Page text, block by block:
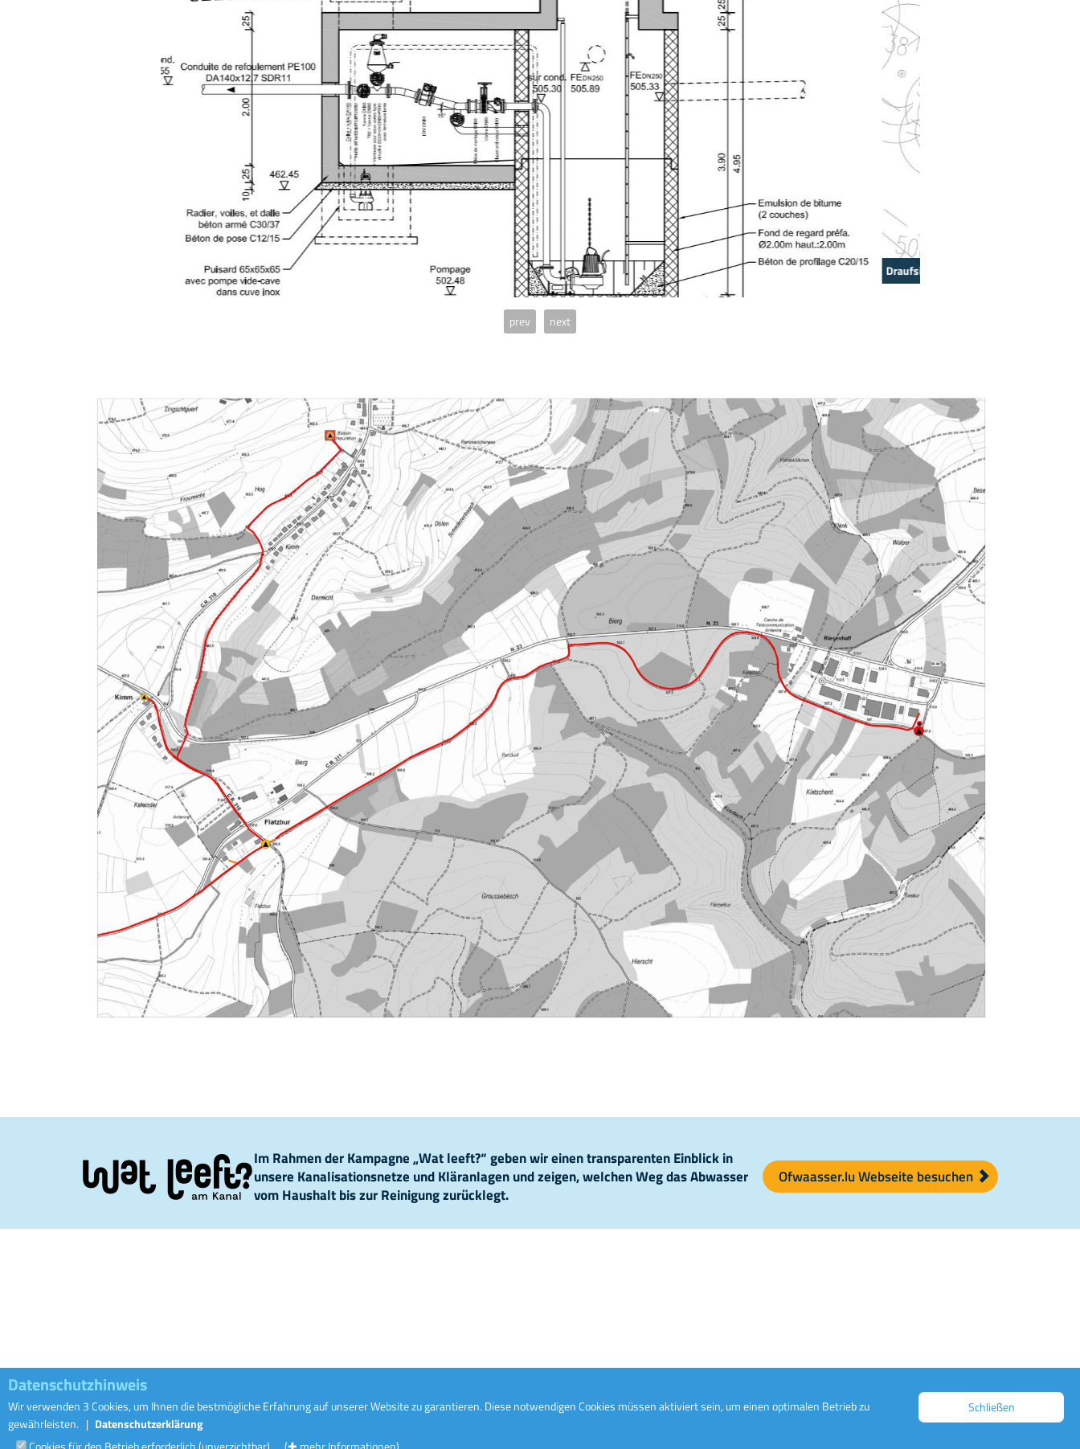
Draufsicht
prev next
Datenschutzhinweis
Wir verwenden 3 Cookies, um Ihnen die bestmögliche Erfahrung auf unserer Website zu garantieren. Diese notwendigen Cookies müssen aktiviert sein, um einen optimalen Betrieb zu
gewährleisten. | Datenschutzerklärung
Schließen
Im Rahmen der Kampagne „Wat leeft?“ geben wir einen transparenten Einblick in
unsere Kanalisationsnetze und Kläranlagen und zeigen, welchen Weg das Abwasser
vom Haushalt bis zur Reinigung zurücklegt.
Ofwaasser.lu Webseite besuchen